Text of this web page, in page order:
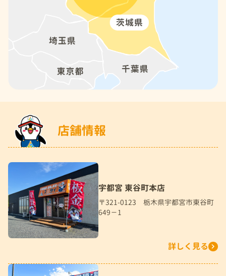
店舗情報
宇都宮 東谷町本店
〒321-0123 栃木県宇都宮市東谷町
649－1
詳しく見る